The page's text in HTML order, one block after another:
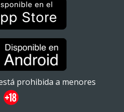
prohibida a menores